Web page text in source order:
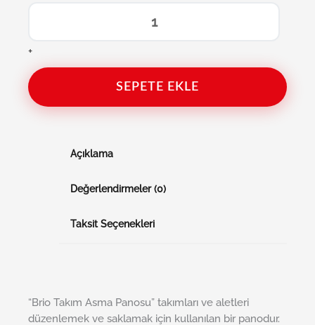
+
SEPETE EKLE
Açıklama
Değerlendirmeler (0)
Taksit Seçenekleri
“Brio Takım Asma Panosu” takımları ve aletleri
düzenlemek ve saklamak için kullanılan bir panodur.